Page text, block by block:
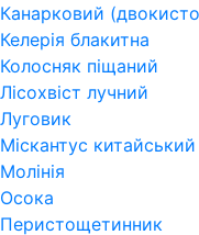
Канарковий
Келерія блакитна
Колосняк піщаний
Лісохвіст лучний
Луговик
Міскантус китайський
Молінія
Осока
Перистощетинник